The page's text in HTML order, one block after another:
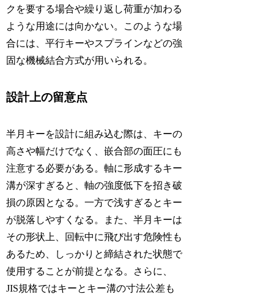
クを要する場合や繰り返し荷重が加わる
ような用途には向かない。このような場
合には、平行キーやスプラインなどの強
固な機械結合方式が用いられる。
設計上の留意点
半月キーを設計に組み込む際は、キーの
高さや幅だけでなく、嵌合部の面圧にも
注意する必要がある。軸に形成するキー
溝が深すぎると、軸の強度低下を招き破
損の原因となる。一方で浅すぎるとキー
が脱落しやすくなる。また、半月キーは
その形状上、回転中に飛び出す危険性も
あるため、しっかりと締結された状態で
使用することが前提となる。さらに、
JIS規格ではキーとキー溝の寸法公差も